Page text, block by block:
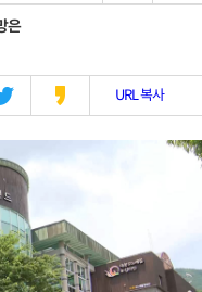
은
URL 복사